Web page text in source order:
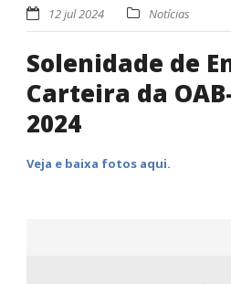
12 jul 2024 Notícias
Solenidade de
Carteira da
2024
Veja e baixa fotos aqui.